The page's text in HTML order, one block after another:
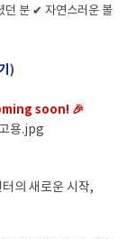
던 분 ✔ 자연스러운 볼
)
soon! 🎉
의 새로운 시작,